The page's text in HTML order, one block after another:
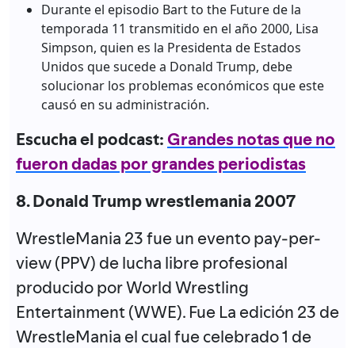
Durante el episodio Bart to the Future de la
temporada 11 transmitido en el año 2000, Lisa
Simpson, quien es la Presidenta de Estados
Unidos que sucede a Donald Trump, debe
solucionar los problemas económicos que este
causó en su administración.
Escucha el podcast:Grandes notas que no
fueron dadas por grandes periodistas
8. Donald Trump wrestlemania 2007
WrestleMania 23 fue un evento pay-per-
view (PPV) de lucha libre profesional
producido por World Wrestling
Entertainment (WWE). Fue La edición 23 de
WrestleMania el cual fue celebrado 1 de